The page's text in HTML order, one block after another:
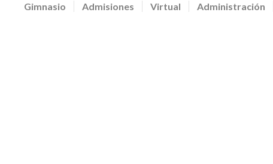
Gimnasio Admisiones Virtual Administración